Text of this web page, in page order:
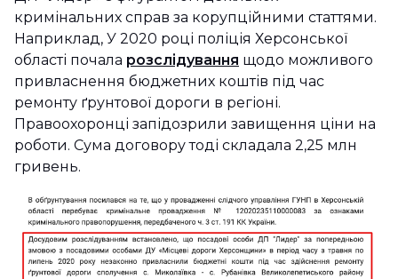
кримінальних справ за корупційними статтями.
Наприклад, У 2020 році поліція Херсонської
області почала розслідування щодо можливого
привласнення бюджетних коштів під час
ремонту ґрунтової дороги в регіоні.
Правоохоронці запідозрили завищення ціни на
роботи. Сума договору тоді складала 2,25 млн
гривень.